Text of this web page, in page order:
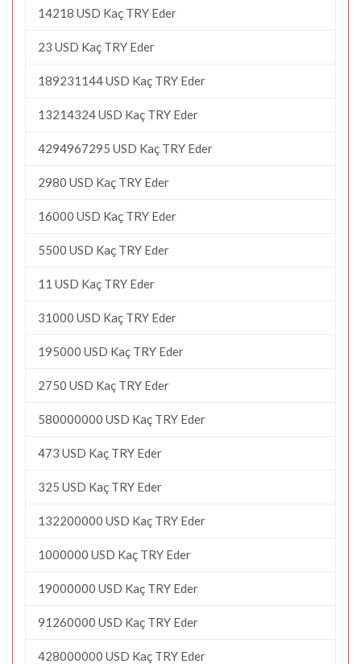
14218 USD Kaç TRY Eder
23 USD Kaç TRY Eder
189231144 USD Kaç TRY Eder
13214324 USD Kaç TRY Eder
4294967295 USD Kaç TRY Eder
2980 USD Kaç TRY Eder
16000 USD Kaç TRY Eder
5500 USD Kaç TRY Eder
11 USD Kaç TRY Eder
31000 USD Kaç TRY Eder
195000 USD Kaç TRY Eder
2750 USD Kaç TRY Eder
580000000 USD Kaç TRY Eder
473 USD Kaç TRY Eder
325 USD Kaç TRY Eder
132200000 USD Kaç TRY Eder
1000000 USD Kaç TRY Eder
19000000 USD Kaç TRY Eder
91260000 USD Kaç TRY Eder
428000000 USD Kaç TRY Eder